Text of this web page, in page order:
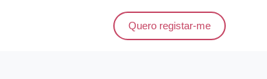
Quero registar-me